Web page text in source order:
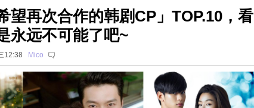
望再次合作的韩剧CP」TOP.10，看
永远不可能了吧~
12:38 Mico